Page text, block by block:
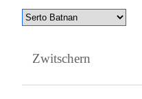
Zwitschern